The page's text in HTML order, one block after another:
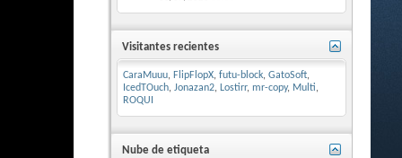
Visitantes recientes
CaraMuuu, FlipFlopX, futu-block, GatoSoft,
IcedTOuch, Jonazan2, Lostirr, mr-copy, Multi,
ROQUI
Nube de etiqueta